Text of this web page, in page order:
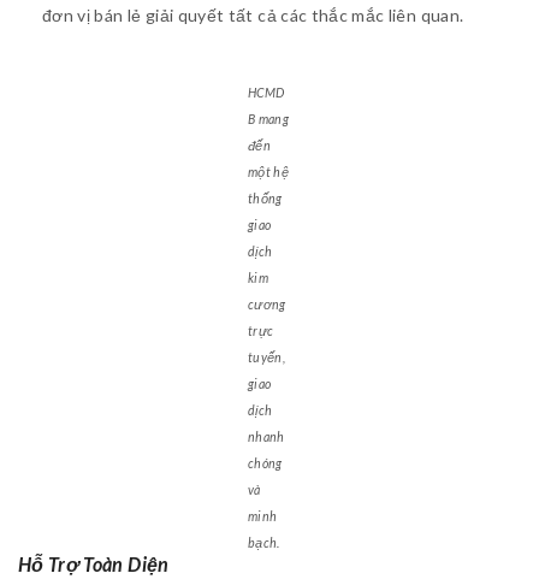
đơn vị bán lẻ giải quyết tất cả các thắc mắc liên quan.
HCMD
B mang
đến
một hệ
thống
giao
dịch
kim
cương
trực
tuyến,
giao
dịch
nhanh
chóng
và
minh
bạch.
Hỗ Trợ Toàn Diện